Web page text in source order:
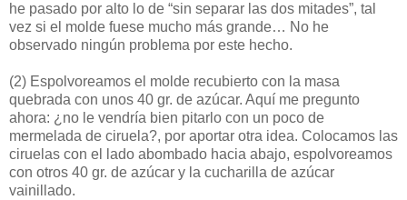
he pasado por alto lo de “sin separar las dos mitades”, tal
vez si el molde fuese mucho más grande… No he
observado ningún problema por este hecho.
(2) Espolvoreamos el molde recubierto con la masa
quebrada con unos 40 gr. de azúcar. Aquí me pregunto
ahora: ¿no le vendría bien pitarlo con un poco de
mermelada de ciruela?, por aportar otra idea. Colocamos las
ciruelas con el lado abombado hacia abajo, espolvoreamos
con otros 40 gr. de azúcar y la cucharilla de azúcar
vainillado.